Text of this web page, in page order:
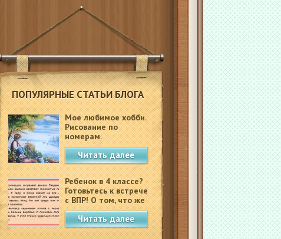
ПОПУЛЯРНЫЕ СТАТЬИ БЛОГА
Мое любимое хобби.
Рисование по
номерам.
Читать далее
Ребенок в 4 классе?
Готовьтесь к встрече
с ВПР! О том, что же
это такое.
Читать далее